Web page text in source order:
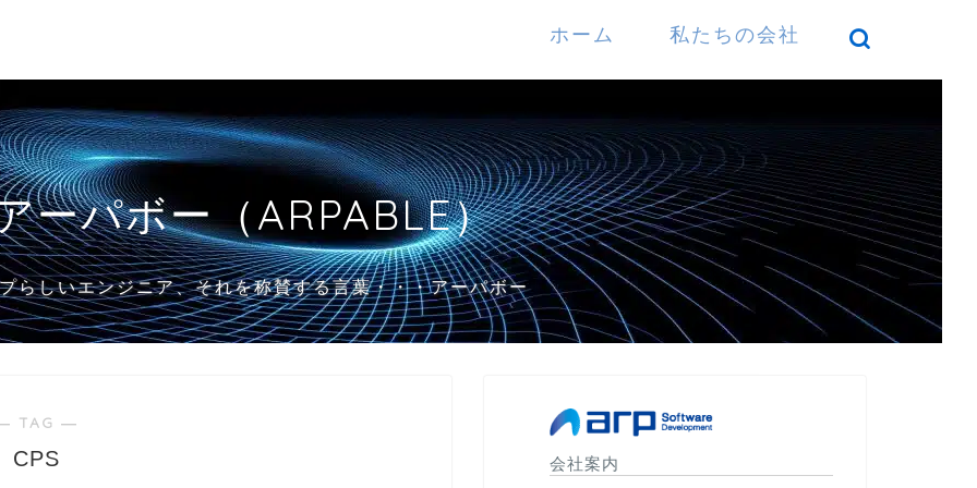
ホーム 私たちの会社
ーパボー（ARPABLE）
らしいエンジニア、それを称賛する言葉・・・アーパボー
TAG ―
CPS
会社案内